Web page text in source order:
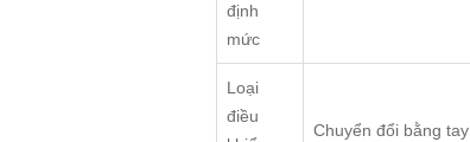
định
mức
Loại
điều
Chuyển đổi bằng tay